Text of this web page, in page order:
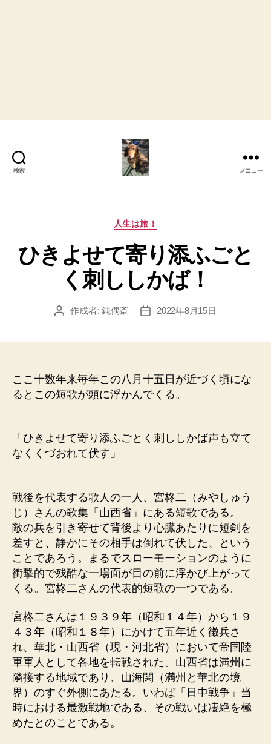
検索
さ
や
き！
メニュー
カ
ゴ
リ
人生は旅！
ひきよせて寄り添ふごと
く刺ししかば！
投
作成者: 鈍偶斎
投
2022年8月15日
ここ十数年来毎年この八月十五日が近づく頃にな
るとこの短歌が頭に浮かんでくる。
「ひきよせて寄り添ふごとく刺ししかば声も立て
なくくづおれて伏す」
戦後を代表する歌人の一人、宮柊二（みやしゅう
じ）さんの歌集「山西省」にある短歌である。
敵の兵を引き寄せて背後より心臓あたりに短剣を
差すと、静かにその相手は倒れて伏した、という
ことであろう。まるでスローモーションのように
衝撃的で残酷な一場面が目の前に浮かび上がって
くる。宮柊二さんの代表的短歌の一つである。
宮柊二さんは１９３９年（昭和１４年）から１９
４３年（昭和１８年）にかけて五年近く徴兵さ
れ、華北・山西省（現・河北省）において帝国陸
軍軍人として各地を転戦された。山西省は満州に
隣接する地域であり、山海関（満州と華北の境
界）のすぐ外側にあたる。いわば「日中戦争」当
時における最激戦地である、その戦いは凄絶を極
めたとのことである。